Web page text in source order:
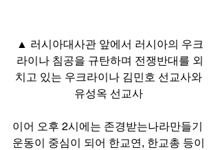
▲ 러시아대사관 앞에서 러시아의 우크
라이나 침공을 규탄하며 전쟁반대를 외
치고 있는 우크라이나 김민호 선교사와
유성옥 선교사
이어 오후 2시에는 존경받는나라만들기
운동이 중심이 되어 한교연, 한교총 등이